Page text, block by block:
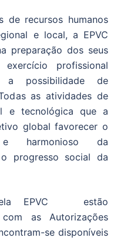
de recursos humanos
e local, a EPVC
preparação dos seus
profissional
a possibilidade de
as atividades de
e tecnológica que a
global favorecer o
e harmonioso da
progresso social da
EPVC estão
as Autorizações
se disponíveis